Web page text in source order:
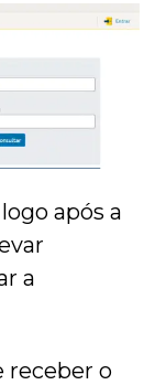
após a
a
receber o